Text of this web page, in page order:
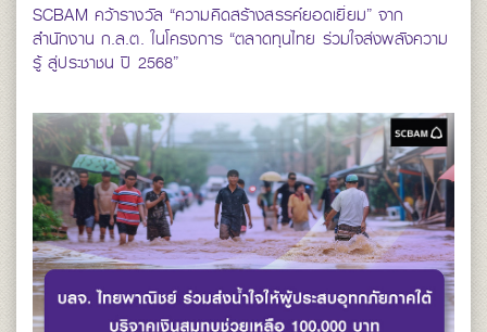
SCBAM คว้ารางวัล “ความคิดสร้างสรรค์ยอดเยี่ยม” จาก
สำนักงาน ก.ล.ต. ในโครงการ “ตลาดทุนไทย ร่วมใจส่งพลังความ
รู้ สู่ประชาชน ปี 2568”